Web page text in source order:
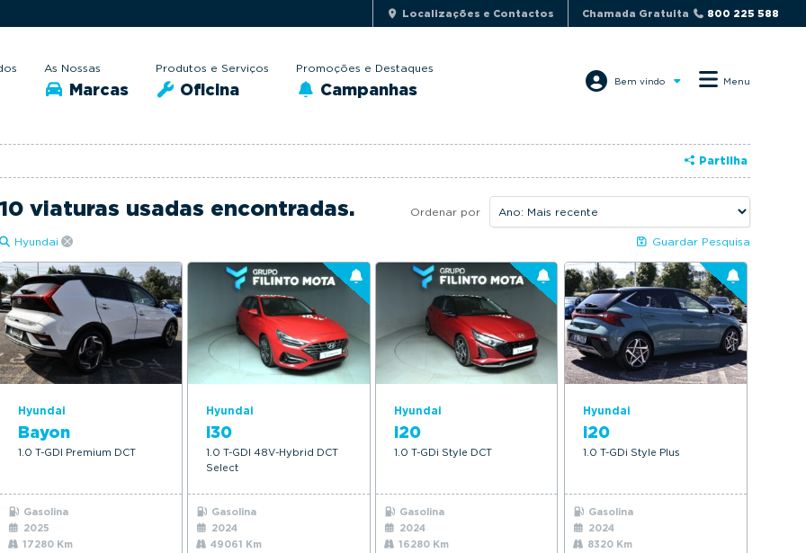
Localizações e Contactos Chamada Gratuita 800 225 588
As Nossas
Marcas
Produtos e Serviços
Oficina
Promoções e Destaques
Campanhas Bem vindo Menu
Partilha
10 viaturas usadas encontradas. Ordenar por
Hyundai Guardar Pesquisa
Hyundai
Bayon
1.0 T-GDI Premium DCT
Gasolina
2025
17280 Km
Hyundai
i30
1.0 T-GDI 48V-Hybrid DCT
Select
Gasolina
2024
49061 Km
Hyundai
i20
1.0 T-GDi Style DCT
Gasolina
2024
16280 Km
Hyundai
i20
1.0 T-GDi Style Plus
Gasolina
2024
8320 Km